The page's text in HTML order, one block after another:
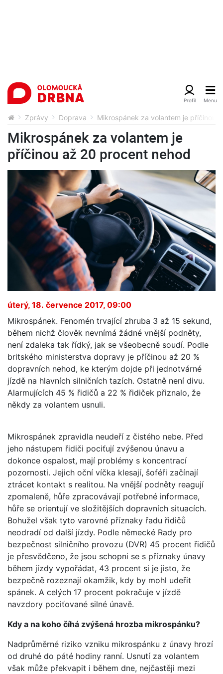
Zprávy Doprava Mikrospánek za volantem je příčinou
Mikrospánek za volantem je
příčinou až 20 procent nehod
úterý, 18. července 2017, 09:00
Mikrospánek. Fenomén trvající zhruba 3 až 15 sekund,
během nichž člověk nevnímá žádné vnější podněty,
není zdaleka tak řídký, jak se všeobecně soudí. Podle
britského ministerstva dopravy je příčinou až 20 %
dopravních nehod, ke kterým dojde při jednotvárné
jízdě na hlavních silničních tazích. Ostatně není divu.
Alarmujících 45 % řidičů a 22 % řidiček přiznalo, že
někdy za volantem usnuli.
Mikrospánek zpravidla neudeří z čistého nebe. Před
jeho nástupem řidiči pociťují zvýšenou únavu a
dokonce ospalost, mají problémy s koncentrací
pozornosti. Jejich oční víčka klesají, šoféři začínají
ztrácet kontakt s realitou. Na vnější podněty reagují
zpomaleně, hůře zpracovávají potřebné informace,
hůře se orientují ve složitějších dopravních situacích.
Bohužel však tyto varovné příznaky řadu řidičů
neodradí od další jízdy. Podle německé Rady pro
bezpečnost silničního provozu (DVR) 45 procent řidičů
je přesvědčeno, že jsou schopni se s příznaky únavy
během jízdy vypořádat, 43 procent si je jisto, že
bezpečně rozeznají okamžik, kdy by mohl udeřit
spánek. A celých 17 procent pokračuje v jízdě
navzdory pociťované silné únavě.
Kdy a na koho číhá zvýšená hrozba mikrospánku?
Nadprůměrné riziko vzniku mikrospánku z únavy hrozí
od druhé do páté hodiny ranní. Usnutí za volantem
však může překvapit i během dne, nejčastěji mezi